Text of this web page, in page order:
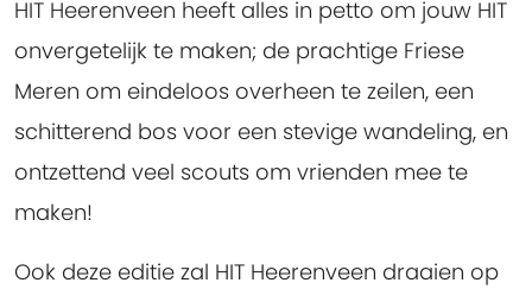
HIT Heerenveen heeft alles in petto om jouw HIT
onvergetelijk te maken; de prachtige Friese
Meren om eindeloos overheen te zeilen, een
schitterend bos voor een stevige wandeling, en
ontzettend veel scouts om vrienden mee te
maken!
Ook deze editie zal HIT Heerenveen draaien op